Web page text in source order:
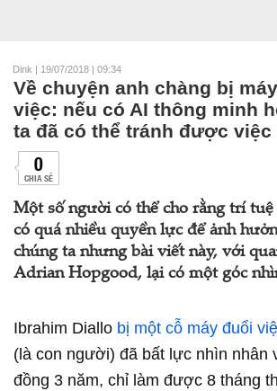
Dink | 19/07/2018 | 09:34
Về chuyện anh chàng bị
việc: nếu có AI thông minh
ta đã có thể tránh được việc
0
CHIA SẺ
Một số người có thể cho rằng trí tuệ
có quá nhiều quyền lực để ảnh
chúng ta nhưng bài viết này, với
Adrian Hopgood, lại có một góc
Ibrahim Diallo bị một cỗ máy đuổi
(là con người) đã bất lực nhìn nhân
đồng 3 năm, chỉ làm được 8 tháng